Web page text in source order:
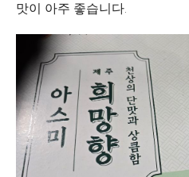
맛이 아주 좋습니다.